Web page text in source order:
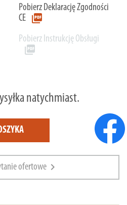
Pobierz Deklarację Zgodności
CE picture_as_pdf
Pobierz Instrukcję Obsługi
picture_as_pdf
natychmiast.
ofertowe chevron_right